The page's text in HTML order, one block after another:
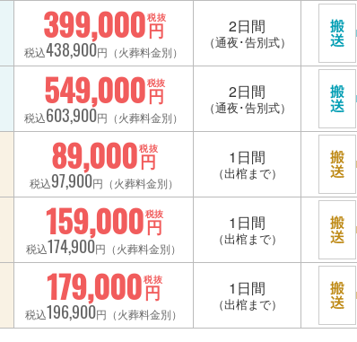
399,000円
税抜
税込438,900円（火葬料金別）
2日間
（通夜･告別式）
549,000円
税抜
税込603,900円（火葬料金別）
2日間
（通夜･告別式）
89,000円
税抜
税込97,900円（火葬料金別）
1日間
（出棺まで）
159,000円
税抜
税込174,900円（火葬料金別）
1日間
（出棺まで）
179,000円
税抜
税込196,900円（火葬料金別）
1日間
（出棺まで）